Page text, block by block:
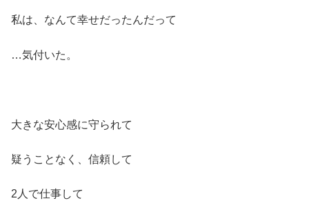
私は、なんて幸せだったんだって
…気付いた。
大きな安心感に守られて
疑うことなく、信頼して
2人で仕事して